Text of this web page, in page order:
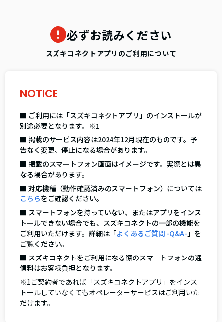
必ずお読みください
スズキコネクトアプリのご利用について
NOTICE
■ ご利用には「スズキコネクトアプリ」のインストールが
別途必要となります。※1
■ 掲載のサービス内容は2024年12月現在のものです。予
告なく変更、停止になる場合があります。
■ 掲載のスマートフォン画面はイメージです。実際とは異
なる場合があります。
■ 対応機種（動作確認済みのスマートフォン）については
こちらをご確認ください。
■ スマートフォンを持っていない、またはアプリをインス
トールできない場合でも、スズキコネクトの一部の機能を
ご利用いただけます。詳細は「よくあるご質問 -Q&A- 」を
ご覧ください。
■ スズキコネクトをご利用になる際のスマートフォンの通
信料はお客様負担となります。
※1ご契約者であれば「スズキコネクトアプリ」をインス
トールしていなくてもオペレーターサービスはご利用いた
だけます。